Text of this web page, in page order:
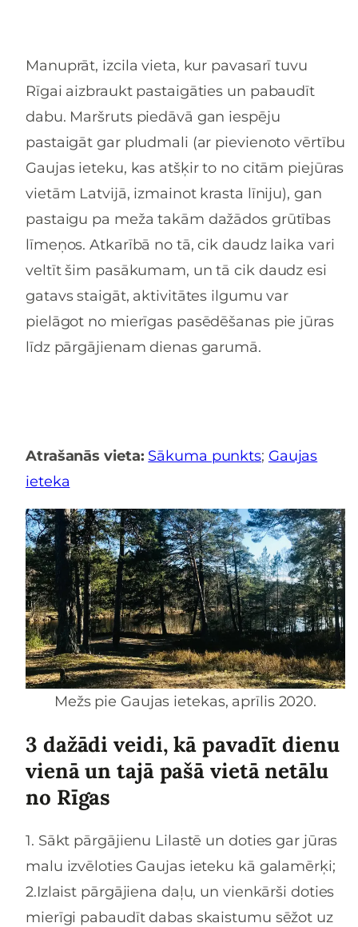
Manuprāt, izcila vieta, kur pavasarī tuvu
Rīgai aizbraukt pastaigāties un pabaudīt
dabu. Maršruts piedāvā gan iespēju
pastaigāt gar pludmali (ar pievienoto vērtību
Gaujas ieteku, kas atšķir to no citām piejūras
vietām Latvijā, izmainot krasta līniju), gan
pastaigu pa meža takām dažādos grūtības
līmeņos. Atkarībā no tā, cik daudz laika vari
veltīt šim pasākumam, un tā cik daudz esi
gatavs staigāt, aktivitātes ilgumu var
pielāgot no mierīgas pasēdēšanas pie jūras
līdz pārgājienam dienas garumā.
Atrašanās vieta: Sākuma punkts; Gaujas
ieteka
Mežs pie Gaujas ietekas, aprīlis 2020.
3 dažādi veidi, kā pavadīt dienu
vienā un tajā pašā vietā netālu
no Rīgas
1. Sākt pārgājienu Lilastē un doties gar jūras
malu izvēloties Gaujas ieteku kā galamērķi;
2.Izlaist pārgājiena daļu, un vienkārši doties
mierīgi pabaudīt dabas skaistumu sēžot uz